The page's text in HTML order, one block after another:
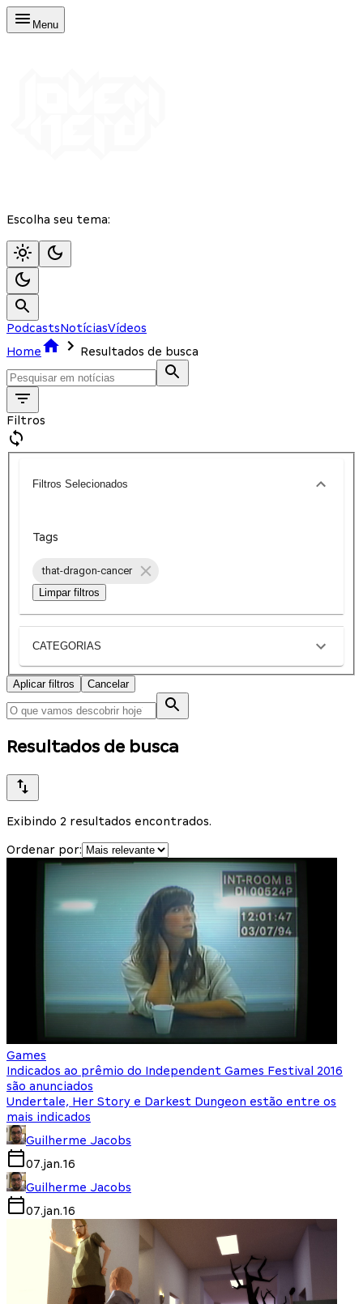
Menu
Escolha seu tema:
PodcastsNotíciasVídeos
Home
Resultados de busca
Filtros
Filtros Selecionados
Tags
that-dragon-cancer
Limpar filtros
CATEGORIAS
Aplicar filtros Cancelar
Resultados de busca
Exibindo 2 resultados encontrados.
Ordenar por:
Games
Indicados ao prêmio do Independent Games Festival 2016
são anunciados
Undertale, Her Story e Darkest Dungeon estão entre os
mais indicados
Guilherme Jacobs
07.jan.16
Guilherme Jacobs
07.jan.16